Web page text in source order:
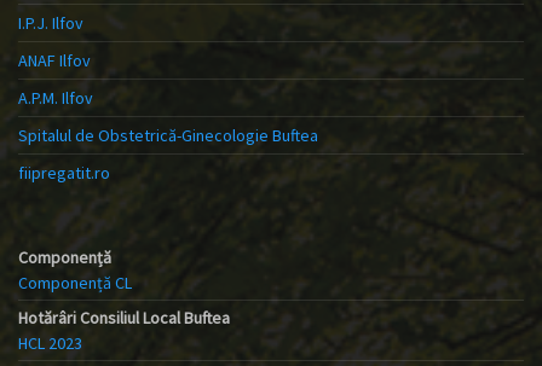
I.P.J. Ilfov
ANAF Ilfov
A.P.M. Ilfov
Spitalul de Obstetrică-Ginecologie Buftea
fiipregatit.ro
Componență
Componență CL
Hotărâri Consiliul Local Buftea
HCL 2023